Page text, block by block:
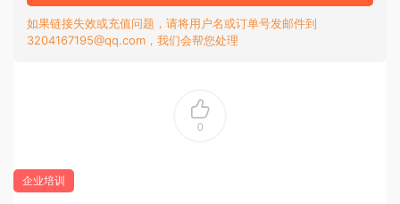
如果链接失效或充值问题，请将用户名或订单号发邮件到
3204167195@qq.com，我们会帮您处理
0
企业培训